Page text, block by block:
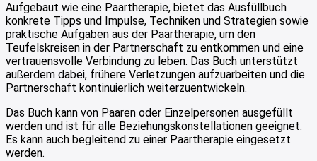
Aufgebaut wie eine Paartherapie, bietet das Ausfüllbuch
konkrete Tipps und Impulse, Techniken und Strategien sowie
praktische Aufgaben aus der Paartherapie, um den
Teufelskreisen in der Partnerschaft zu entkommen und eine
vertrauensvolle Verbindung zu leben. Das Buch unterstützt
außerdem dabei, frühere Verletzungen aufzuarbeiten und die
Partnerschaft kontinuierlich weiterzuentwickeln.
Das Buch kann von Paaren oder Einzelpersonen ausgefüllt
werden und ist für alle Beziehungskonstellationen geeignet.
Es kann auch begleitend zu einer Paartherapie eingesetzt
werden.